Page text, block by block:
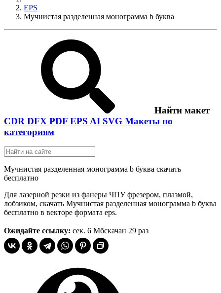
EPS
Мучнистая разделенная монограмма b буква
Найти макет
CDR DFX PDF EPS AI SVG Макеты по
категориям
Мучнистая разделенная монограмма b буква скачать
бесплатно
Для лазерной резки из фанеры ЧПУ фрезером, плазмой,
лобзиком, скачать Мучнистая разделенная монограмма b буква
бесплатно в векторе формата eps.
Ожидайте ссылку: сек. 6 Мбскачан 29 раз